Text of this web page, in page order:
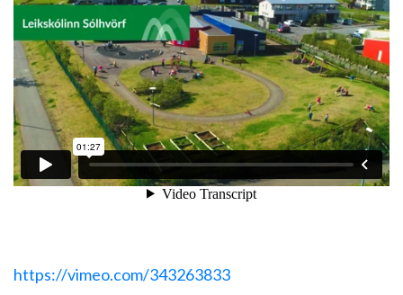
https://vimeo.com/343263833